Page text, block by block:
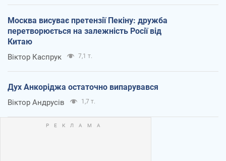
Москва висуває претензії Пекіну: дружба
перетворюється на залежність Росії від
Китаю
Віктор Каспрук 7,1 т.
Дух Анкоріджа остаточно випарувався
Віктор Андрусів 1,7 т.